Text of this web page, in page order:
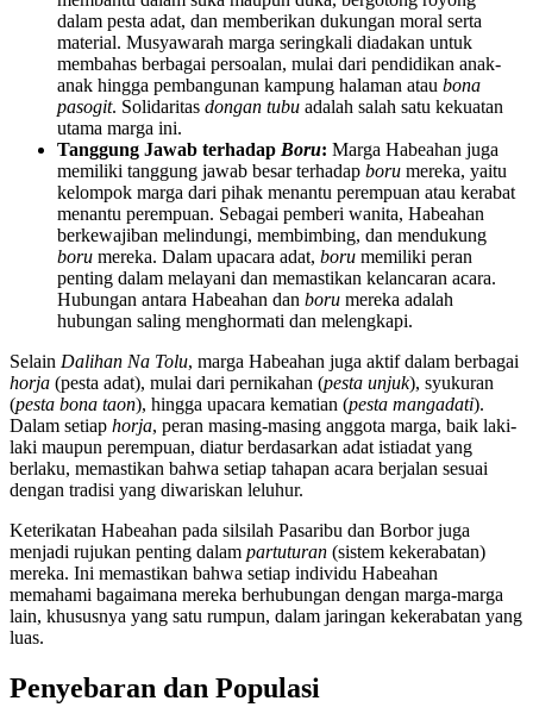
dalam pesta adat, dan memberikan dukungan moral serta
material. Musyawarah marga seringkali diadakan untuk
membahas berbagai persoalan, mulai dari pendidikan anak-
anak hingga pembangunan kampung halaman atau bona
pasogit. Solidaritas dongan tubu adalah salah satu kekuatan
utama marga ini.
Tanggung Jawab terhadap Boru: Marga Habeahan juga
memiliki tanggung jawab besar terhadap boru mereka, yaitu
kelompok marga dari pihak menantu perempuan atau kerabat
menantu perempuan. Sebagai pemberi wanita, Habeahan
berkewajiban melindungi, membimbing, dan mendukung
boru mereka. Dalam upacara adat, boru memiliki peran
penting dalam melayani dan memastikan kelancaran acara.
Hubungan antara Habeahan dan boru mereka adalah
hubungan saling menghormati dan melengkapi.
Selain Dalihan Na Tolu, marga Habeahan juga aktif dalam berbagai
horja (pesta adat), mulai dari pernikahan (pesta unjuk), syukuran
(pesta bona taon), hingga upacara kematian (pesta mangadati).
Dalam setiap horja, peran masing-masing anggota marga, baik laki-
laki maupun perempuan, diatur berdasarkan adat istiadat yang
berlaku, memastikan bahwa setiap tahapan acara berjalan sesuai
dengan tradisi yang diwariskan leluhur.
Keterikatan Habeahan pada silsilah Pasaribu dan Borbor juga
menjadi rujukan penting dalam partuturan (sistem kekerabatan)
mereka. Ini memastikan bahwa setiap individu Habeahan
memahami bagaimana mereka berhubungan dengan marga-marga
lain, khususnya yang satu rumpun, dalam jaringan kekerabatan yang
luas.
Penyebaran dan Populasi